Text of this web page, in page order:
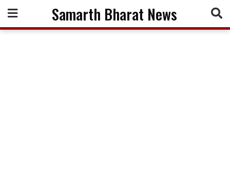
content
Samarth Bharat News